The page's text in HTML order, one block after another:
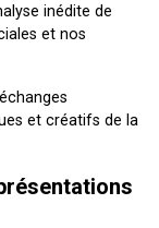
inédite de
et nos
et créatifs de la